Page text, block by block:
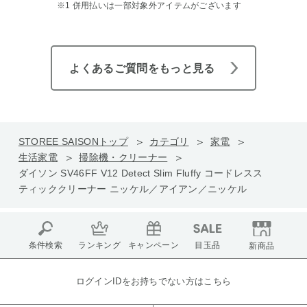
※1 併用払いは一部対象外アイテムがございます
よくあるご質問をもっと見る
STOREE SAISONトップ カテゴリ
家電
生活家電
掃除機・クリーナー
ダイソン SV46FF V12 Detect Slim Fluffy コードレスス
ティッククリーナー ニッケル／アイアン／ニッケル
条件検索 ランキング キャンペーン 目玉品 新商品
ログインIDをお持ちでない方はこちら